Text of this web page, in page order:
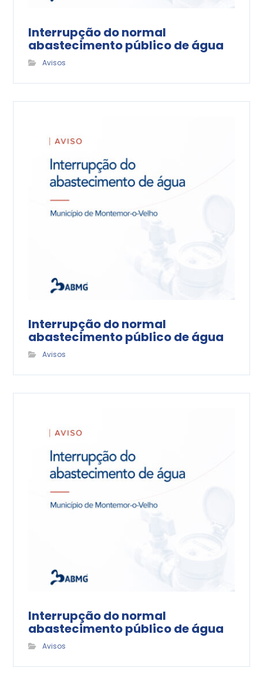
Interrupção do normal
abastecimento público de água
Avisos
Interrupção do normal
abastecimento público de água
Avisos
Interrupção do normal
abastecimento público de água
Avisos